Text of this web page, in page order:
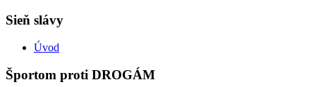
Sieň slávy
Úvod
Športom proti DROGÁM